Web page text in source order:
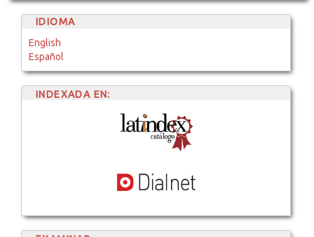
IDIOMA
English
Español
INDEXADA EN: